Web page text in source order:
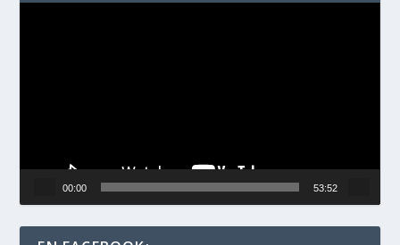
00:00 53:52